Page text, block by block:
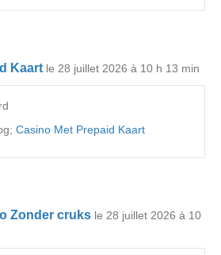
Kaart le 28 juillet 2026 à 10 h 13 min
Casino Met Prepaid Kaart
Zonder cruks le 28 juillet 2026 à 10